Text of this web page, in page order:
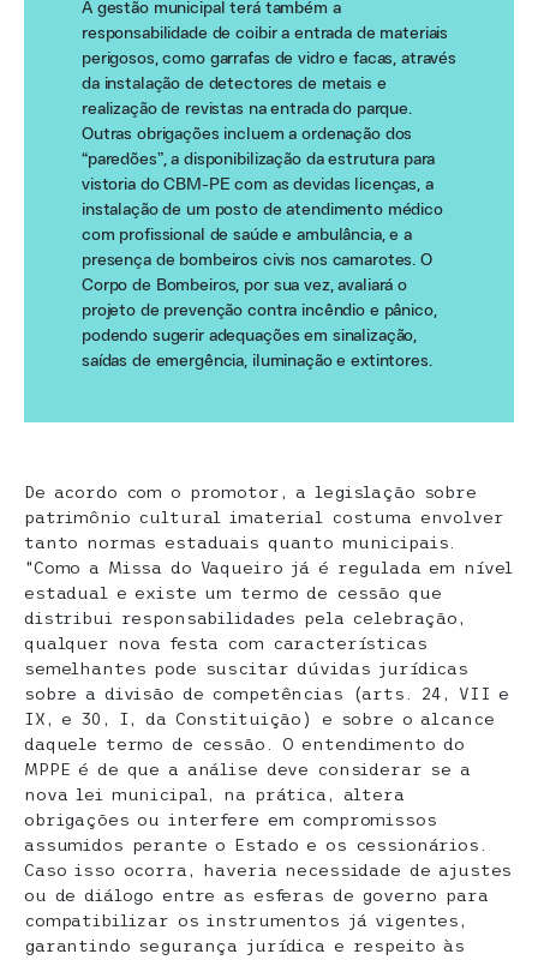
A gestão municipal terá também a
responsabilidade de coibir a entrada de materiais
perigosos, como garrafas de vidro e facas, através
da instalação de detectores de metais e
realização de revistas na entrada do parque.
Outras obrigações incluem a ordenação dos
“paredões”, a disponibilização da estrutura para
vistoria do CBM-PE com as devidas licenças, a
instalação de um posto de atendimento médico
com profissional de saúde e ambulância, e a
presença de bombeiros civis nos camarotes. O
Corpo de Bombeiros, por sua vez, avaliará o
projeto de prevenção contra incêndio e pânico,
podendo sugerir adequações em sinalização,
saídas de emergência, iluminação e extintores.
De acordo com o promotor, a legislação sobre
patrimônio cultural imaterial costuma envolver
tanto normas estaduais quanto municipais.
“Como a Missa do Vaqueiro já é regulada em nível
estadual e existe um termo de cessão que
distribui responsabilidades pela celebração,
qualquer nova festa com características
semelhantes pode suscitar dúvidas jurídicas
sobre a divisão de competências (arts. 24, VII e
IX, e 30, I, da Constituição) e sobre o alcance
daquele termo de cessão. O entendimento do
MPPE é de que a análise deve considerar se a
nova lei municipal, na prática, altera
obrigações ou interfere em compromissos
assumidos perante o Estado e os cessionários.
Caso isso ocorra, haveria necessidade de ajustes
ou de diálogo entre as esferas de governo para
compatibilizar os instrumentos já vigentes,
garantindo segurança jurídica e respeito às